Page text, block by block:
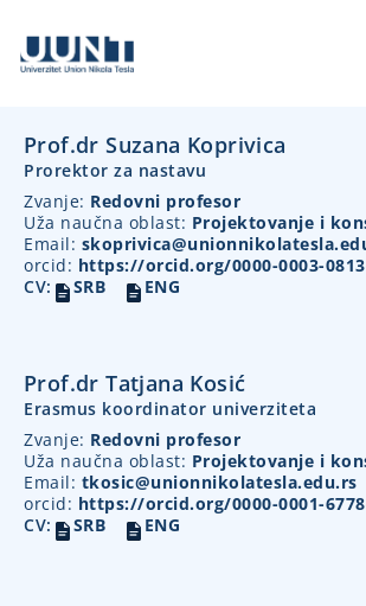
Prof.dr Suzana Koprivica
Prorektor za nastavu
Zvanje: Redovni profesor
Uža naučna oblast: Projektovanje i
Email:
orcid: https://orcid.org/0000-0003-
CV:
SRB ENG
Prof.dr Tatjana Kosić
Erasmus koordinator univerziteta
Zvanje: Redovni profesor
Uža naučna oblast: Projektovanje i
Email: tkosic@unionnikolatesla.edu.rs
orcid: https://orcid.org/0000-0001-
CV:
SRB ENG